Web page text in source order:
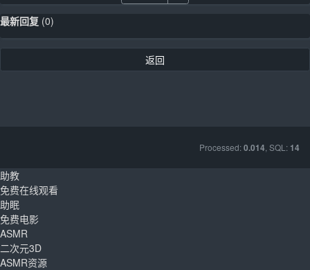
最新回复 (0)
返回
Processed:0.014 , SQL: 14
助教
免费在线观看
助眠
免费电影
ASMR
二次元3D
ASMR资源